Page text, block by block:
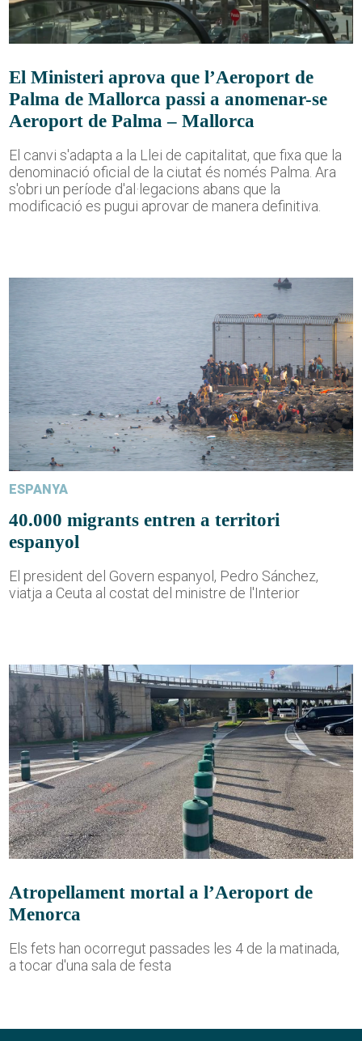
El Ministeri aprova que l’Aeroport de
Palma de Mallorca passi a anomenar-se
Aeroport de Palma – Mallorca
El canvi s'adapta a la Llei de capitalitat, que fixa que la
denominació oficial de la ciutat és només Palma. Ara
s'obri un període d'al·legacions abans que la
modificació es pugui aprovar de manera definitiva.
ESPANYA
40.000 migrants entren a territori
espanyol
El president del Govern espanyol, Pedro Sánchez,
viatja a Ceuta al costat del ministre de l'Interior
Atropellament mortal a l’Aeroport de
Menorca
Els fets han ocorregut passades les 4 de la matinada,
a tocar d'una sala de festa